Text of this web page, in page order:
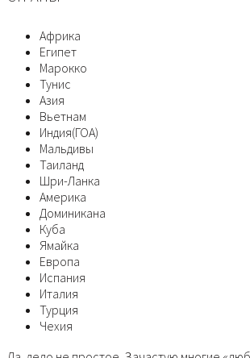
Африка
Египет
Марокко
Тунис
Азия
Вьетнам
Индия(ГОА)
Мальдивы
Таиланд
Шри-Ланка
Америка
Доминикана
Куба
Ямайка
Европа
Испания
Италия
Турция
Чехия